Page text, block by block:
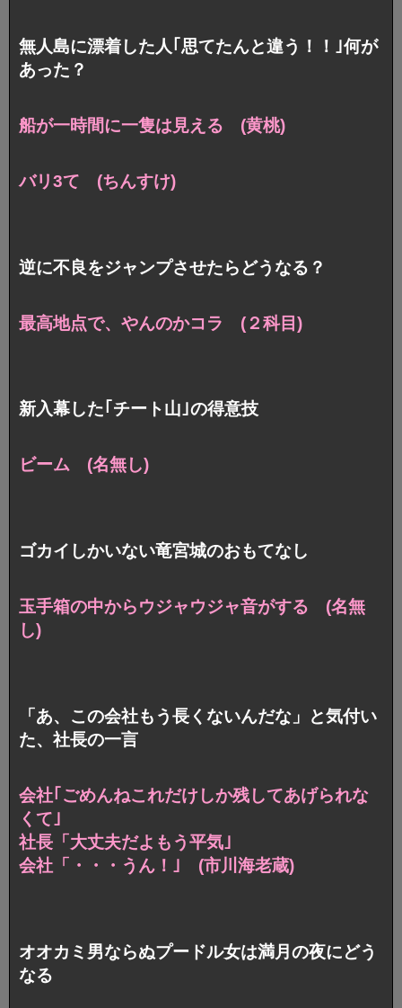
無人島に漂着した人｢思てたんと違う！！｣何が
あった？
船が一時間に一隻は見える (黄桃)
バリ3て (ちんすけ)
逆に不良をジャンプさせたらどうなる？
最高地点で、やんのかコラ (２科目)
新入幕した｢チート山｣の得意技
ビーム (名無し)
ゴカイしかいない竜宮城のおもてなし
玉手箱の中からウジャウジャ音がする (名無
し)
「あ、この会社もう長くないんだな」と気付い
た、社長の一言
会社｢ごめんねこれだけしか残してあげられな
くて｣
社長「大丈夫だよもう平気｣
会社「・・・うん！｣ (市川海老蔵)
オオカミ男ならぬプードル女は満月の夜にどう
なる